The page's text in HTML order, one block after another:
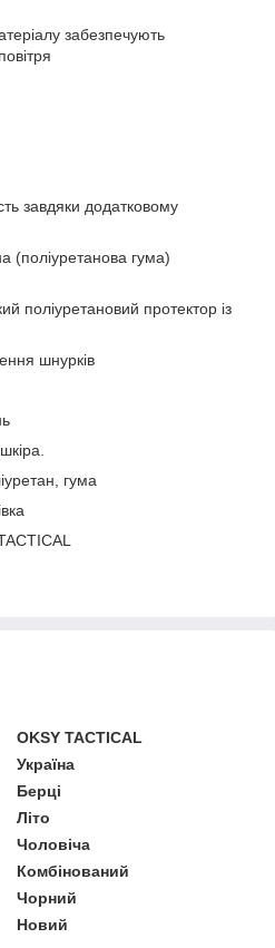
забезпечують
завдяки додатковому
(поліуретанова гума)
поліуретановий протектор із
шнурків
гума
OKSY TACTICAL
Україна
Берці
Літо
Чоловіча
Комбінований
Чорний
Новий